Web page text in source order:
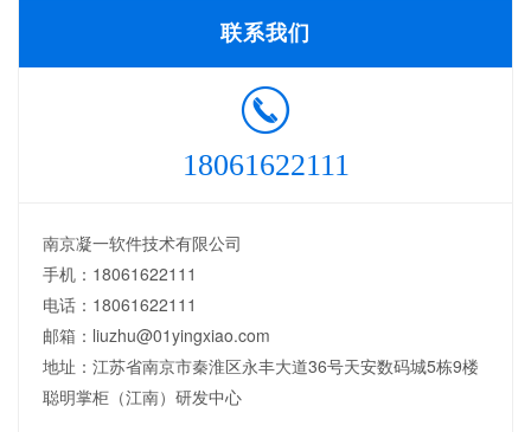
联系我们
18061622111
南京凝一软件技术有限公司
手机：18061622111
电话：18061622111
邮箱：liuzhu@01yingxiao.com
地址：江苏省南京市秦淮区永丰大道36号天安数码城5栋9楼
聪明掌柜（江南）研发中心